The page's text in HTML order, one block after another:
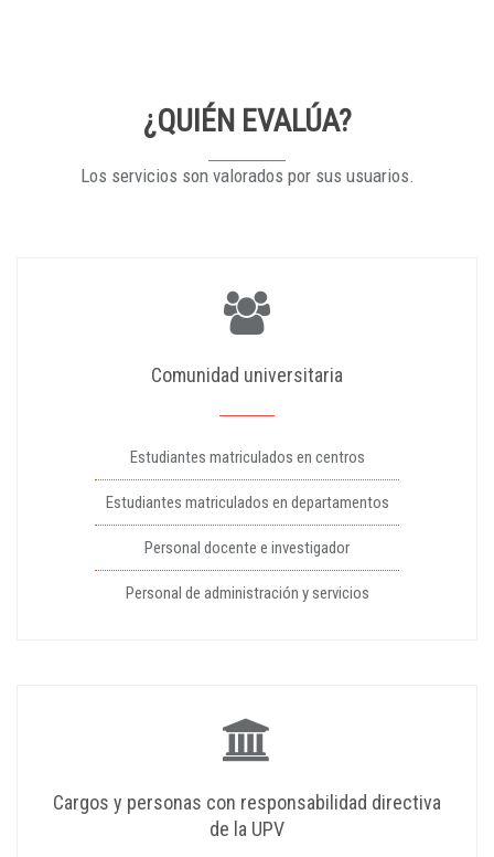
¿QUIÉN EVALÚA?
Los servicios son valorados por sus usuarios.
Comunidad universitaria
Estudiantes matriculados en centros
Estudiantes matriculados en departamentos
Personal docente e investigador
Personal de administración y servicios
Cargos y personas con responsabilidad directiva
de la UPV